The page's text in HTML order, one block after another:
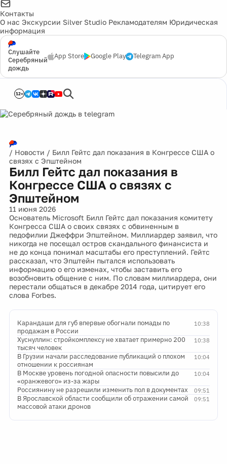
Контакты
О нас Экскурсии Silver Studio Рекламодателям Юридическая
информация
Слушайте
Серебряный
дождь
App Store Google Play Telegram App
12+
/ Новости / Билл Гейтс дал показания в Конгрессе США о
связях с Эпштейном
Билл Гейтс дал показания в
Конгрессе США о связях с
Эпштейном
11 июня 2026
Основатель Microsoft Билл Гейтс дал показания комитету
Конгресса США о своих связях с обвиненным в
педофилии Джеффри Эпштейном. Миллиардер заявил, что
никогда не посещал остров скандального финансиста и
не до конца понимал масштабы его преступлений. Гейтс
рассказал, что Эпштейн пытался использовать
информацию о его изменах, чтобы заставить его
возобновить общение с ним. По словам миллиардера, они
перестали общаться в декабре 2014 года, цитирует его
слова Forbes.
10:38
Карандаши для губ впервые обогнали помады по
продажам в России
10:38
Хуснуллин: стройкомплексу не хватает примерно 200
тысяч человек
10:04
В Грузии начали расследование публикаций о плохом
отношении к россиянам
10:04
В Москве уровень погодной опасности повысили до
«оранжевого» из-за жары
09:51
Россиянину не разрешили изменить пол в документах
09:51
В Ярославской области сообщили об отражении самой
массовой атаки дронов